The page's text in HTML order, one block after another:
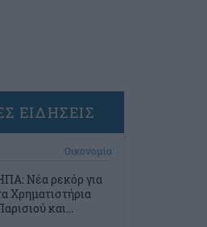
ΕΙΔΗΣΕΙΣ
Οικονομία
Νέα ρεκόρ για
Χρηματιστήρια
και...